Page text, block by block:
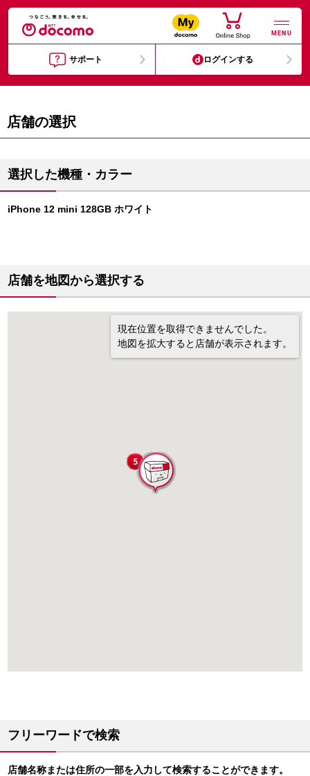
MENU
サポート ログインする
店舗の選択
選択した機種・カラー
iPhone 12 mini 128GB ホワイト
店舗を地図から選択する
現在位置を取得できませんでした。
地図を拡大すると店舗が表示されます。
フリーワードで検索
店舗名称または住所の一部を入力して検索することができます。